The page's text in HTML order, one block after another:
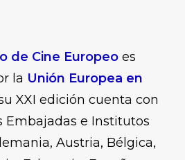
de Cine Europeoes
la Unión Europea en
XXI edición cuenta con
Embajadas e Institutos
Austria, Bélgica,